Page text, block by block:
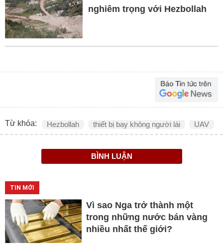
nghiêm trọng với Hezbollah
Từ khóa: Hezbollah thiết bị bay không người lái UAV
BÌNH LUẬN
TIN MỚI
Vì sao Nga trở thành một
trong những nước bán vàng
nhiều nhất thế giới?